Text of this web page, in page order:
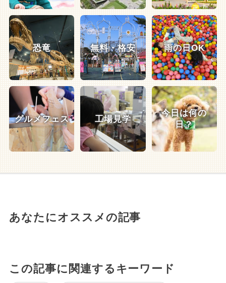
恐竜 無料・格安 雨の日OK
グルメフェス 工場見学
今日は何の
日？
あなたにオススメの記事
この記事に関連するキーワード